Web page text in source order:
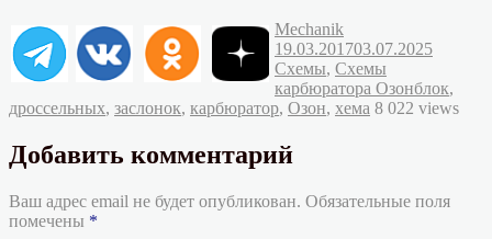
Автор
MechanikОпубликовано
19.03.201703.07.2025
Схемы, Схемы
карбюратора ОзонМетки
блок,
дроссельных, заслонок, карбюратор, Озон, хема 8 022 views
Добавить комментарий
Ваш адрес email не будет опубликован. Обязательные поля
помечены *